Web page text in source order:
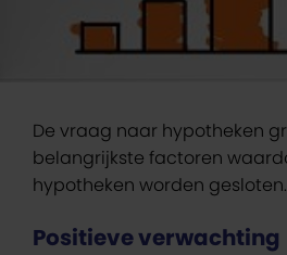
De vraag naar hypotheken
belangrijkste factoren
hypotheken worden gesloten.
Positieve verwachting